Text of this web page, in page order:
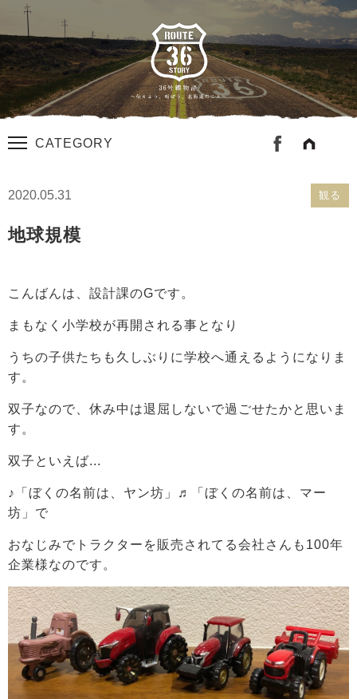
CATEGORY
2020.05.31 観る
地球規模
こんばんは、設計課のGです。
まもなく小学校が再開される事となり
うちの子供たちも久しぶりに学校へ通えるようになりま
す。
双子なので、休み中は退屈しないで過ごせたかと思いま
す。
双子といえば...
♪「ぼくの名前は、ヤン坊」♬「ぼくの名前は、マー
坊」で
おなじみでトラクターを販売されてる会社さんも100年
企業様なのです。